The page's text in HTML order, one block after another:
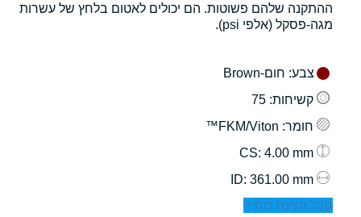
ההתקנה שלהם פשוטות. הם יכולים לאטום בלחץ של עשרות
מגה-פסקל (אלפי psi).
צבע: חום-Brown
קשיחות: 75
חומר: FKM/Viton™
: 4.00 mm
: 361.00 mm
קבל הצעת מחיר